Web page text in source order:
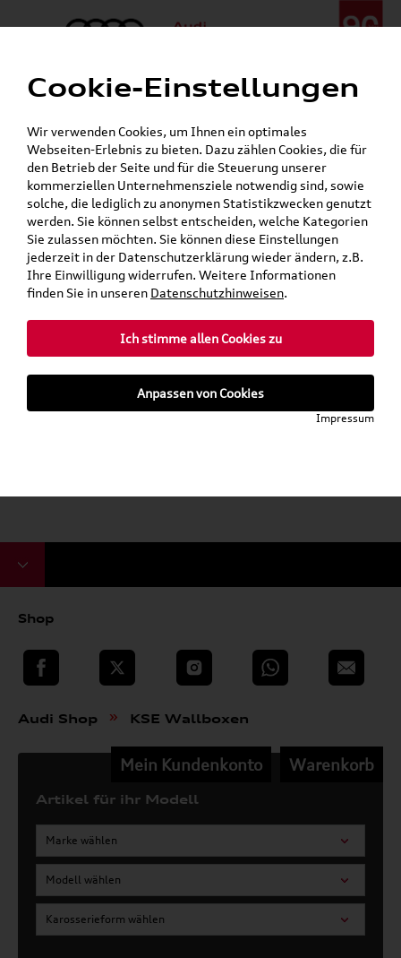
Menü
24h-Pannenhilfe:+49 (0)171 / 870 72 87
Öffnet in 9 Stunden, 25 Minuten
Verkauf:
Mo. - Fr. 08:00 - 19:00 Uhr Sa. 09:00 - 13:00 Uhr
Service:Mo. - Fr. 06:00 - 20:00 Uhr Sa. 08:00 - 13:00 Uhr
Jetzt sparen bei unseren
Dachboxen!
Grundträger zum Schnäppchenpreis
Shop
teilen Twitter Instagram WhatsApp E-Mail
Audi Shop » KSE Wallboxen
Mein Kundenkonto Warenkorb
Artikel für ihr Modell
Marke wählen
Modell wählen
Karosserieform wählen
Cookie-Einstellungen
Wir verwenden Cookies, um Ihnen ein optimales
Webseiten-Erlebnis zu bieten. Dazu zählen Cookies, die für
den Betrieb der Seite und für die Steuerung unserer
kommerziellen Unternehmensziele notwendig sind, sowie
solche, die lediglich zu anonymen Statistikzwecken genutzt
werden. Sie können selbst entscheiden, welche Kategorien
Sie zulassen möchten. Sie können diese Einstellungen
jederzeit in der Datenschutzerklärung wieder ändern, z.B.
Ihre Einwilligung widerrufen. Weitere Informationen
finden Sie in unseren Datenschutzhinweisen.
Ich stimme allen Cookies zu
Anpassen von Cookies
Impressum